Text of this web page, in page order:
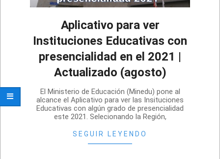
Aplicativo para ver
Instituciones Educativas con
presencialidad en el 2021 |
Actualizado (agosto)
08-
04
El Ministerio de Educación (Minedu) pone al
alcance el Aplicativo para ver las Insituciones
Educativas con algún grado de presencialidad
este 2021. Selecionando la Región,
SEGUIR LEYENDO